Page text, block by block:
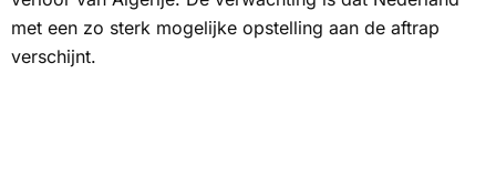
met een zo sterk mogelijke opstelling aan de aftrap
verschijnt.